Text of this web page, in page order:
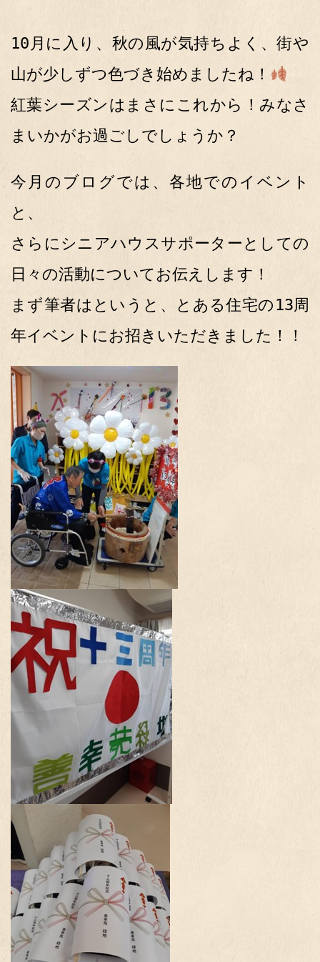
10月に入り、秋の風が気持ちよく、街や
山が少しずつ色づき始めましたね！
紅葉シーズンはまさにこれから！みなさ
まいかがお過ごしでしょうか？
今月のブログでは、各地でのイベント
と、
さらにシニアハウスサポーターとしての
日々の活動についてお伝えします！
まず筆者はというと、とある住宅の13周
年イベントにお招きいただきました！！